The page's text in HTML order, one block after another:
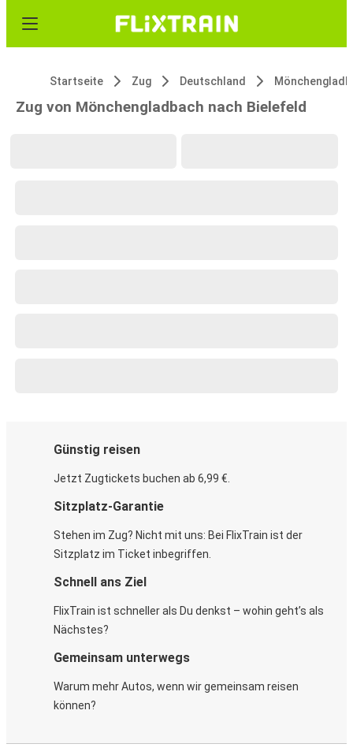
Startseite Zug Deutschland
Zug von Mönchengladbach nach Bielefeld
Günstig reisen
Jetzt Zugtickets buchen ab 6,99 €.
Sitzplatz-Garantie
Stehen im Zug? Nicht mit uns: Bei FlixTrain ist der
Sitzplatz im Ticket inbegriffen.
Schnell ans Ziel
FlixTrain ist schneller als Du denkst – wohin geht’s als
Nächstes?
Gemeinsam unterwegs
Warum mehr Autos, wenn wir gemeinsam reisen
können?